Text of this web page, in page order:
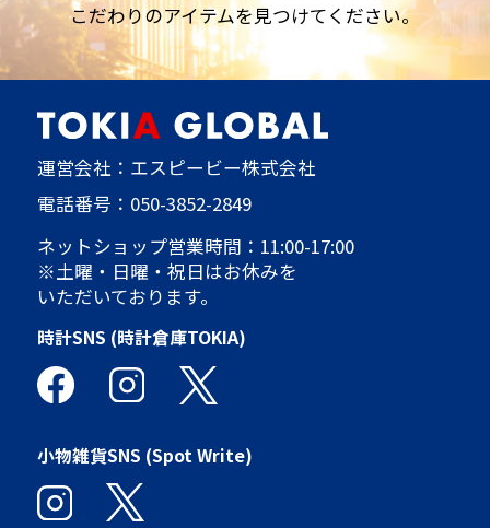
こだわりのアイテムを見つけてください。
運営会社：エスピービー株式会社
電話番号： 050-3852-2849
ネットショップ営業時間：11:00-17:00
※土曜・日曜・祝日はお休みを
いただいております。
時計SNS (時計倉庫TOKIA)
小物雑貨SNS (Spot Write)